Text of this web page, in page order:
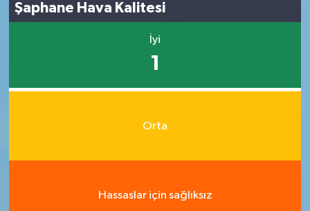
Şaphane Hava Kalitesi
İyi
1
Orta
Hassaslar için sağlıksız